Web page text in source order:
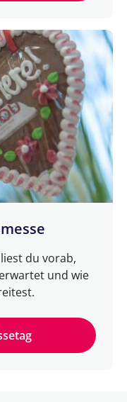
du vorab,
und wie